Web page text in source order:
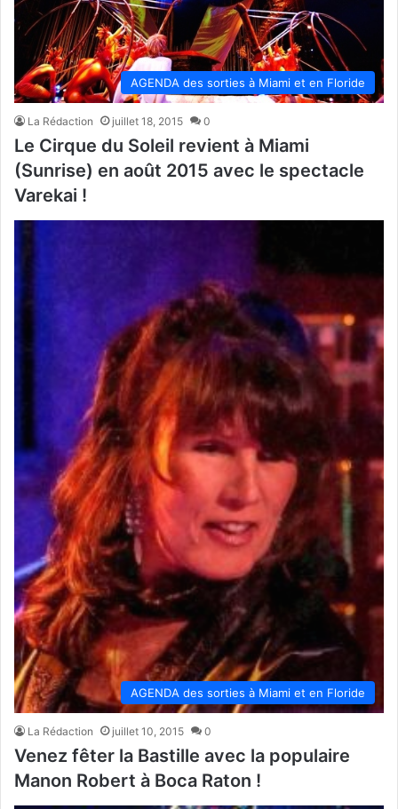
AGENDA des sorties à Miami et en Floride
La Rédaction juillet 18, 2015 0
Le Cirque du Soleil revient à Miami
(Sunrise) en août 2015 avec le spectacle
Varekai !
AGENDA des sorties à Miami et en Floride
La Rédaction juillet 10, 2015 0
Venez fêter la Bastille avec la populaire
Manon Robert à Boca Raton !